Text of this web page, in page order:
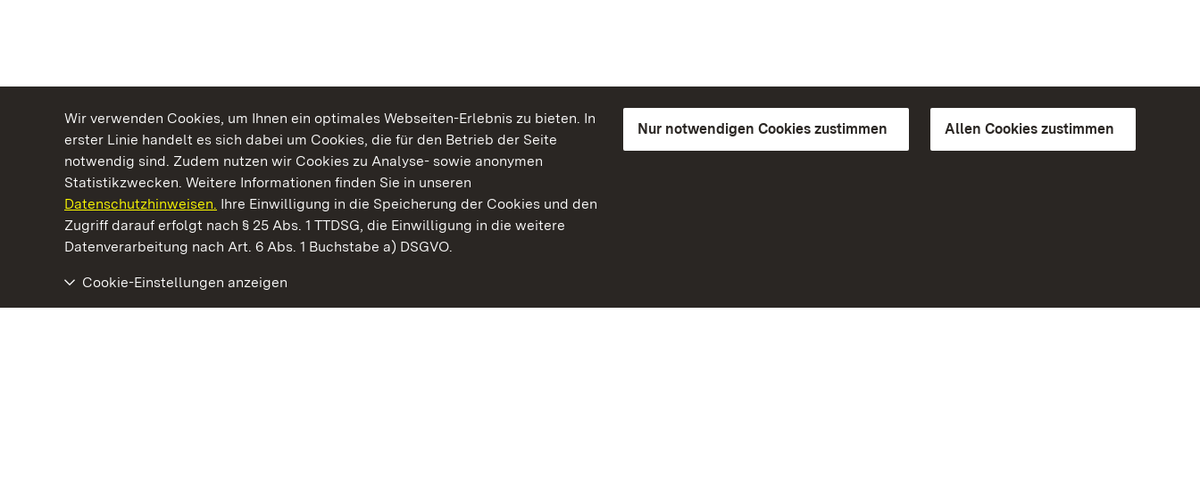
Wir verwenden Cookies, um Ihnen ein optimales Webseiten-Erlebnis zu bieten. In
erster Linie handelt es sich dabei um Cookies, die für den Betrieb der Seite
notwendig sind. Zudem nutzen wir Cookies zu Analyse- sowie anonymen
Statistikzwecken. Weitere Informationen finden Sie in unseren
Datenschutzhinweisen. Ihre Einwilligung in die Speicherung der Cookies und den
Zugriff darauf erfolgt nach § 25 Abs. 1 TTDSG, die Einwilligung in die weitere
Datenverarbeitung nach Art. 6 Abs. 1 Buchstabe a) DSGVO.
Nur notwendigen Cookies zustimmen Allen Cookies zustimmen
Cookie-Einstellungen anzeigen
Kommen. Staunen. Genießen.